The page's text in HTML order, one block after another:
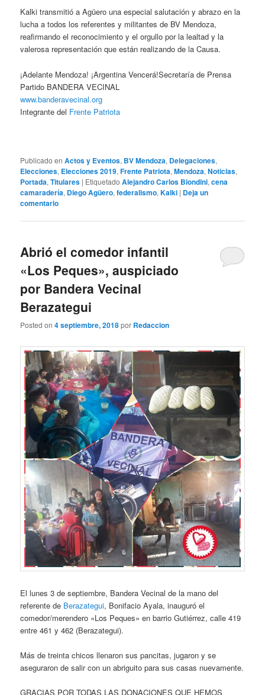
Kalki transmitió a Agüero una especial salutación y abrazo en la
lucha a todos los referentes y militantes de BV Mendoza,
reafirmando el reconocimiento y el orgullo por la lealtad y la
valerosa representación que están realizando de la Causa.
¡Adelante Mendoza! ¡Argentina Vencerá!Secretaría de Prensa
Partido BANDERA VECINAL
www.banderavecinal.org
Integrante del Frente Patriota
Publicado en Actos y Eventos, BV Mendoza, Delegaciones,
Elecciones, Elecciones 2019,Frente Patriota,Mendoza,Noticias,
Portada,Titulares | Etiquetado Alejandro Carlos Biondini,cena
camaradería, Diego Agüero,federalismo,Kalki | Deja un
comentario
Abrió el comedor infantil
«Los Peques», auspiciado
por Bandera Vecinal
Berazategui
Posted on4 septiembre, 2018por Redaccion
El lunes 3 de septiembre, Bandera Vecinal de la mano del
referente de Berazategui, Bonifacio Ayala, inauguró el
comedor/merendero «Los Peques» en barrio Gutiérrez, calle 419
entre 461 y 462 (Berazategui).
Más de treinta chicos llenaron sus pancitas, jugaron y se
aseguraron de salir con un abriguito para sus casas nuevamente.
GRACIAS POR TODAS LAS DONACIONES QUE HEMOS